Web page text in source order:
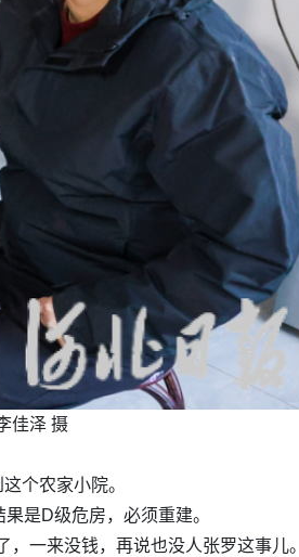
佳泽 摄
个农家小院。
是D级危房，必须重建。
一来没钱，再说也没人张罗这事儿。